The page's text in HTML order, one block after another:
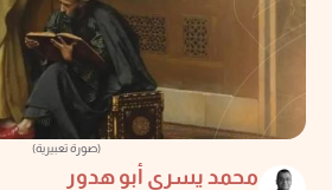
(صورة تعبيرية)
محمد يسري أبو هدور